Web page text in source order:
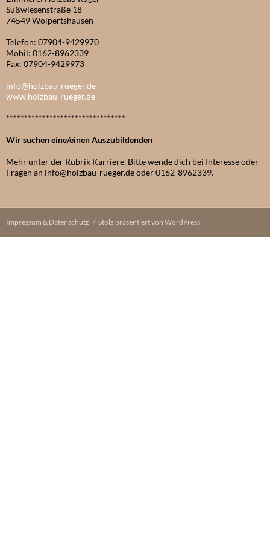
Süßwiesenstraße 18
74549 Wolpertshausen
Telefon: 07904-9429970
Mobil: 0162-8962339
Fax: 07904-9429973
info@holzbau-rueger.de
www.holzbau-rueger.de
*********************************
Wir suchen eine/einen Auszubildenden
Mehr unter der Rubrik Karriere. Bitte wende dich bei Interesse oder
Fragen an info@holzbau-rueger.de oder 0162-8962339.
Impressum & Datenschutz Stolz präsentiert von WordPress